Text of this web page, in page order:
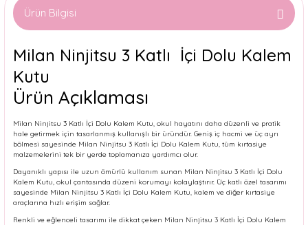
Ürün Bilgisi
Milan Ninjitsu 3 Katlı İçi Dolu Kalem
Kutu
Ürün Açıklaması
Milan Ninjitsu 3 Katlı İçi Dolu Kalem Kutu, okul hayatını daha düzenli ve pratik
hale getirmek için tasarlanmış kullanışlı bir üründür. Geniş iç hacmi ve üç ayrı
bölmesi sayesinde Milan Ninjitsu 3 Katlı İçi Dolu Kalem Kutu, tüm kırtasiye
malzemelerini tek bir yerde toplamanıza yardımcı olur.
Dayanıklı yapısı ile uzun ömürlü kullanım sunan Milan Ninjitsu 3 Katlı İçi Dolu
Kalem Kutu, okul çantasında düzeni korumayı kolaylaştırır. Üç katlı özel tasarımı
sayesinde Milan Ninjitsu 3 Katlı İçi Dolu Kalem Kutu, kalem ve diğer kırtasiye
araçlarına hızlı erişim sağlar.
Renkli ve eğlenceli tasarımı ile dikkat çeken Milan Ninjitsu 3 Katlı İçi Dolu Kalem